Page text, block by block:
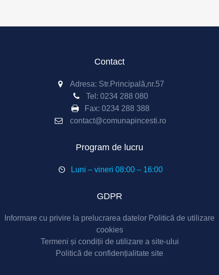
Contact
Adresa: Str.Principală,nr.57
Tel: 0234 288 080
Fax: 0234 288 388
contact@comunapincesti.ro
Program de lucru
Luni – vineri 08:00 – 16:00
GDPR
Informare cu privire la prelucrarea datelor Politică de utilizare
cookies
Termeni și condiții de utilizare a site-ului
Politică de confidențialitate site